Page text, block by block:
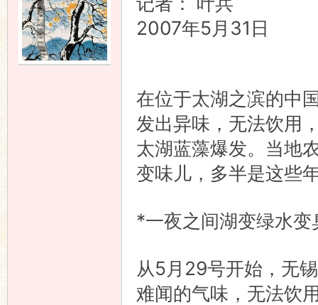
2007年5月31日
在位于太湖之滨的中
发出异味，无法饮用
太湖蓝藻爆发。当地
变味儿，多半是这些
*一夜之间湖变绿水变
从5月29号开始，无
难闻的气味，无法饮